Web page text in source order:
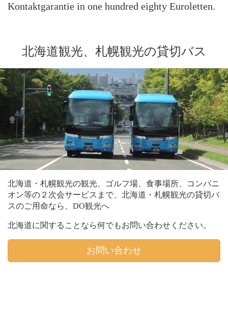
Kontaktgarantie in one hundred eighty Euroletten.
北海道観光、札幌観光の貸切バス
北海道・札幌観光の観光、ゴルフ場、食事場所、コンパニ
オン等の２次会サービスまで、北海道・札幌観光の貸切バ
スのご用命なら、DO観光へ
北海道に関することなら何でもお問い合わせください。
お問い合わせ